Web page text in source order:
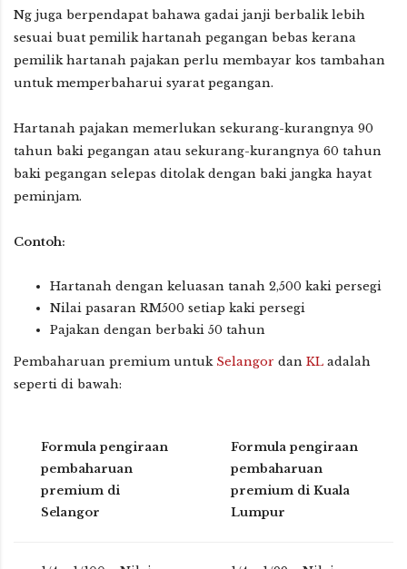
Ng juga berpendapat bahawa gadai janji berbalik lebih
sesuai buat pemilik hartanah pegangan bebas kerana
pemilik hartanah pajakan perlu membayar kos tambahan
untuk memperbaharui syarat pegangan.
Hartanah pajakan memerlukan sekurang-kurangnya 90
tahun baki pegangan atau sekurang-kurangnya 60 tahun
baki pegangan selepas ditolak dengan baki jangka hayat
peminjam.
Contoh:
Hartanah dengan keluasan tanah 2,500 kaki persegi
Nilai pasaran RM500 setiap kaki persegi
Pajakan dengan berbaki 50 tahun
Pembaharuan premium untuk Selangor dan KL adalah
seperti di bawah:
Formula pengiraan
pembaharuan
premium di
Selangor
Formula pengiraan
pembaharuan
premium di Kuala
Lumpur